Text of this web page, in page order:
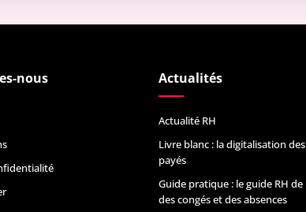
nous Actualités
Actualité RH
Livre blanc : la digitalisation
payés
Guide pratique : le guide RH de
des congés et des absences